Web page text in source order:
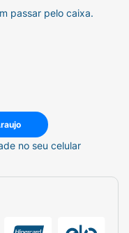
passar pelo caixa.
no seu celular